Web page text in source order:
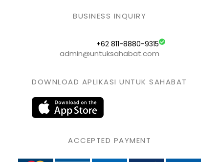
BUSINESS INQUIRY
+62 811-8880-9315
admin@untuksahabat.com
DOWNLOAD APLIKASI UNTUK SAHABAT
ACCEPTED PAYMENT